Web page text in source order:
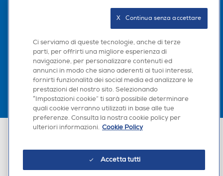
Scarica la nostra app
Euronics Italia SpA. Sede legale Via Montefeltro, 6/a 20156 Milano
Ci serviamo di queste tecnologie, anche di terze
parti, per offrirti una migliore esperienza di
navigazione, per personalizzare contenuti ed
annunci in modo che siano aderenti ai tuoi interessi,
fornirti funzionalità dei social media ed analizzare le
prestazioni del nostro sito. Selezionando
“Impostazioni cookie” ti sarà possibile determinare
quali cookie verranno utilizzati in base alle tue
preferenze. Consulta la nostra cookie policy per
ulteriori informazioni. Cookie Policy
Accetta tutti
X   Continua senza accettare